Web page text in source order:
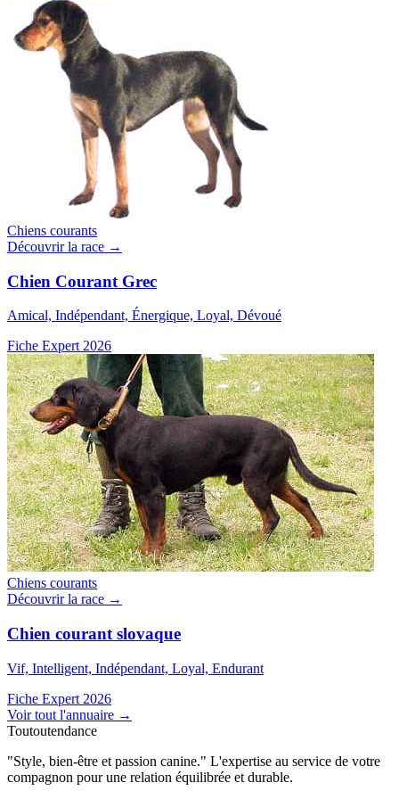
Chiens courants
Découvrir la race →
Chien Courant Grec
Amical, Indépendant, Énergique, Loyal, Dévoué
Fiche Expert 2026
Chiens courants
Découvrir la race →
Chien courant slovaque
Vif, Intelligent, Indépendant, Loyal, Endurant
Fiche Expert 2026
Voir tout l'annuaire →
Toutoutendance
"Style, bien-être et passion canine." L'expertise au service de votre
compagnon pour une relation équilibrée et durable.